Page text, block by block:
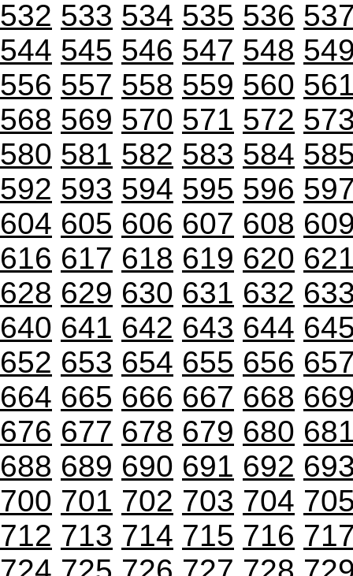
532 533 534 535 536
544 545 546 547 548
556 557 558 559 560
568 569 570 571 572
580 581 582 583 584
592 593 594 595 596
604 605 606 607 608
616 617 618 619 620
628 629 630 631 632
640 641 642 643 644
652 653 654 655 656
664 665 666 667 668
676 677 678 679 680
688 689 690 691 692
700 701 702 703 704
712 713 714 715 716